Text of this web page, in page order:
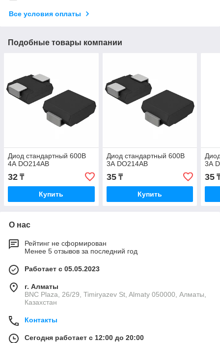
Все условия оплаты
Подобные товары компании
Диод стандартный 600В
4А DO214AB
32 ₸
Купить
Диод стандартный 600В
3А DO214AB
35₸
Купить
3А
35
О нас
Рейтинг не сформирован
Менее 5 отзывов за последний год
Работает с 05.05.2023
г. Алматы
BNC Plaza, 26/29, Timiryazev St, Almaty 050000, Алматы,
Казахстан
Контакты
Сегодня работает с 12:00 до 20:00